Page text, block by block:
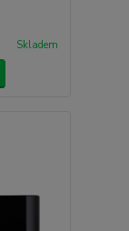
Skladem